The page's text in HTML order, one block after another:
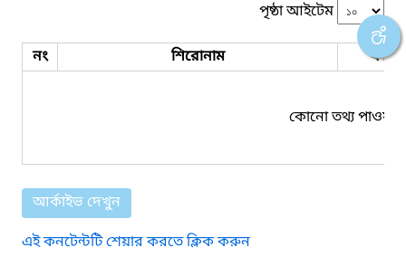
পৃষ্ঠা আইটেম
নং শিরোনাম ফাইল
কোনো তথ্য পাওয়া
আর্কাইভ দেখুন
এই কনটেন্টটি শেয়ার করতে ক্লিক করুন